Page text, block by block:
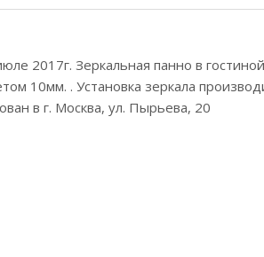
2017г. Зеркальная панно в
10мм. . Установка зеркала
в г. Москва, ул. Пырьева, 20